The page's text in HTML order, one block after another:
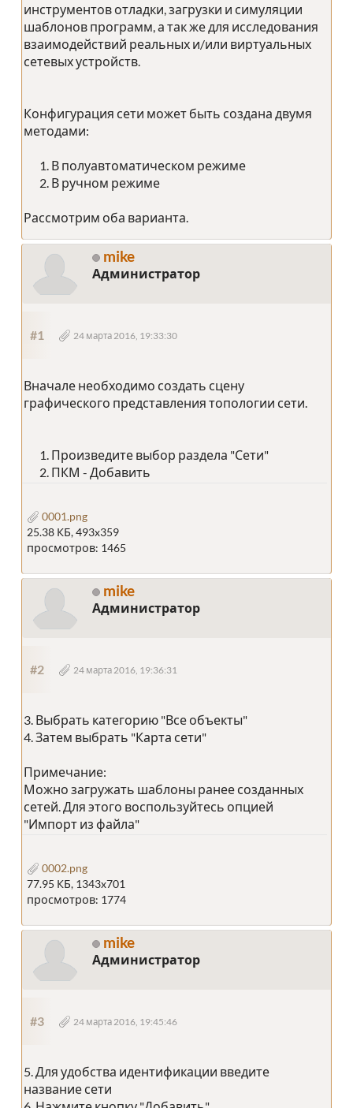
инструментов отладки, загрузки и симуляции
шаблонов программ, а так же для исследования
взаимодействий реальных и/или виртуальных
сетевых устройств.
Конфигурация сети может быть создана двумя
методами:
В полуавтоматическом режиме
В ручном режиме
Рассмотрим оба варианта.
mike
Администратор
#1 24 марта 2016, 19:33:30
Вначале необходимо создать сцену
графического представления топологии сети.
Произведите выбор раздела "Сети"
ПКМ - Добавить
0001.png
25.38 КБ, 493x359
просмотров: 1465
mike
Администратор
#2 24 марта 2016, 19:36:31
3. Выбрать категорию "Все объекты"
4. Затем выбрать "Карта сети"
Примечание:
Можно загружать шаблоны ранее созданных
сетей. Для этого воспользуйтесь опцией
"Импорт из файла"
0002.png
77.95 КБ, 1343x701
просмотров: 1774
mike
Администратор
#3 24 марта 2016, 19:45:46
5. Для удобства идентификации введите
название сети